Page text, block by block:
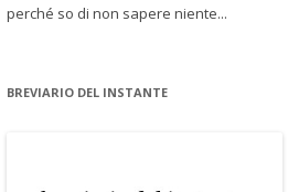
perché so di non sapere niente...
BREVIARIO DEL INSTANTE